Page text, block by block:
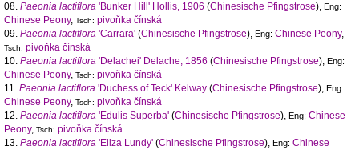
08. Paeonia lactiflora 'Bunker Hill' Hollis, 1906 (Chinesische Pfingstrose), Eng:
Chinese Peony, Tsch: pivoňka čínská
09. Paeonia lactiflora 'Carrara' (Chinesische Pfingstrose), Eng: Chinese Peony,
Tsch: pivoňka čínská
10. Paeonia lactiflora 'Delachei' Delache, 1856 (Chinesische Pfingstrose), Eng:
Chinese Peony, Tsch: pivoňka čínská
11. Paeonia lactiflora 'Duchess of Teck' Kelway (Chinesische Pfingstrose), Eng:
Chinese Peony, Tsch: pivoňka čínská
12. Paeonia lactiflora 'Edulis Superba' (Chinesische Pfingstrose), Eng: Chinese
Peony, Tsch: pivoňka čínská
13. Paeonia lactiflora 'Eliza Lundy' (Chinesische Pfingstrose), Eng: Chinese